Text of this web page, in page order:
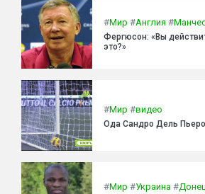
#Мир #Англия #
Фергюсон: «Вы
это?»
#Мир #видео
Ода Сандро Дель Пьеро
#Мир #Украина #